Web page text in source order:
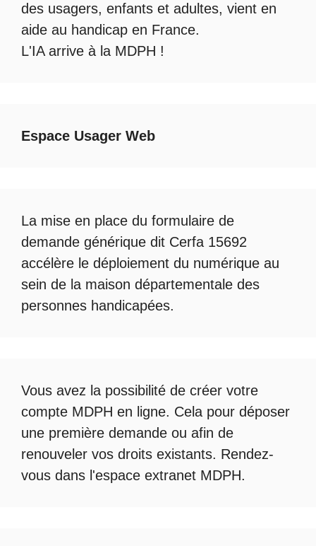
des usagers, enfants et adultes, vient en
aide au handicap en France.
L'IA arrive à la MDPH !
Espace Usager Web
La mise en place du formulaire de
demande générique dit Cerfa 15692
accélère le déploiement du numérique au
sein de la maison départementale des
personnes handicapées.
Vous avez la possibilité de créer votre
compte MDPH en ligne. Cela pour déposer
une première demande ou afin de
renouveler vos droits existants. Rendez-
vous dans l'espace extranet MDPH.